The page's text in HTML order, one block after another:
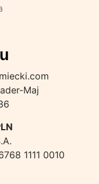
Maj
1111 0010